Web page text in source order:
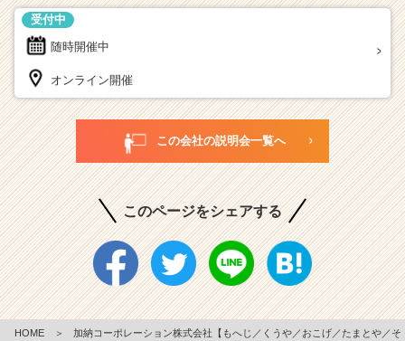
随時開催中
受付中
オンライン開催
この会社の説明会一覧へ
このページをシェアする
HOME ＞
加納コーポレーション株式会社【もへじ／くうや／おこげ／たまとや／そ